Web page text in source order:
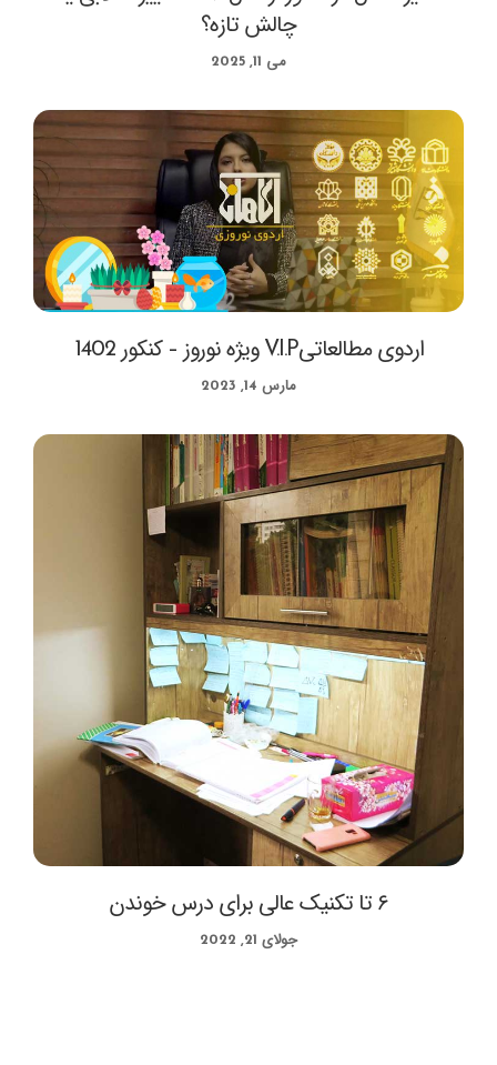
چالش تازه؟
می 11, 2025
اردوی مطالعاتیV.I.P ویژه نوروز – کنکور 1402
مارس 14, 2023
۶ تا تکنیک عالی برای درس خوندن
جولای 21, 2022